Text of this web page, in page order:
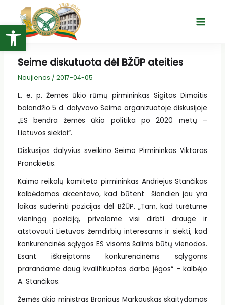
Open toolbar
turinio
Main
Seime diskutuota dėl BŽŪP ateities
Naujienos / 2017-04-05
L. e. p. Žemės ūkio rūmų pirmininkas Sigitas Dimaitis
balandžio 5 d. dalyvavo Seime organizuotoje diskusijoje
„ES bendra žemės ūkio politika po 2020 metų –
Lietuvos siekiai“.
Diskusijos dalyvius sveikino Seimo Pirmininkas Viktoras
Pranckietis.
Kaimo reikalų komiteto pirmininkas Andriejus Stančikas
kalbėdamas akcentavo, kad būtent šiandien jau yra
laikas suderinti pozicijas dėl BŽŪP. „Tam, kad turėtume
vieningą poziciją, privalome visi dirbti drauge ir
atstovauti Lietuvos žemdirbių interesams ir siekti, kad
konkurencinės sąlygos ES visoms šalims būtų vienodos.
Esant iškreiptoms konkurencinėms sąlygoms
prarandame daug kvalifikuotos darbo jėgos“ – kalbėjo
A. Stančikas.
Žemės ūkio ministras Broniaus Markauskas skaitydamas